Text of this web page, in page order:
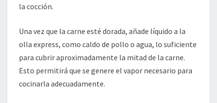
la cocción.
Una vez que la carne esté dorada, añade líquido a la
olla express, como caldo de pollo o agua, lo suficiente
para cubrir aproximadamente la mitad de la carne.
Esto permitirá que se genere el vapor necesario para
cocinarla adecuadamente.